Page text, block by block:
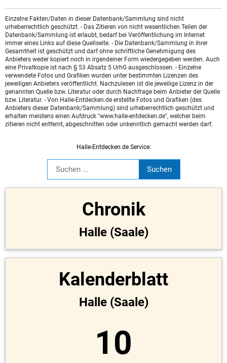
Einzelne Fakten/Daten in dieser Datenbank/Sammlung sind nicht
urheberrechtlich geschützt. - Das Zitieren von nicht wesentlichen Teilen der
Datenbank/Sammlung ist erlaubt, bedarf bei Veröffentlichung im Internet
immer eines Links auf diese Quellseite. - Die Datenbank/Sammlung in ihrer
Gesamtheit ist geschützt und darf ohne schriftliche Genehmigung des
Anbieters weder kopiert noch in irgendeiner Form wiedergegeben werden. Auch
eine Privatkopie ist nach § 53 Absatz 5 UrhG ausgeschlossen. - Einzelne
verwendete Fotos und Grafiken wurden unter bestimmten Lizenzen des
jeweiligen Anbieters veröffentlicht. Nachzulesen ist die jeweilige Lizenz in der
genannten Quelle bzw. Literatur oder durch Nachfrage beim Anbieter der Quelle
bzw. Literatur. - Von Halle-Entdecken.de erstellte Fotos und Grafiken (des
Anbieters dieser Datenbank/Sammlung) sind urheberrechtlich geschützt und
erhalten meistens einen Aufdruck "www.halle-entdecken.de", welcher beim
zitieren nicht entfernt, abgeschnitten oder unkenntlich gemacht werden darf.
Halle-Entdecken.de Service:
Chronik
Halle (Saale)
Kalenderblatt
Halle (Saale)
10